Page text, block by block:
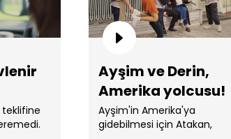
teklifine
Ayşim ve Derin,
Amerika yolcusu!
Ayşim'in Amerika'ya
gidebilmesi için Atakan,